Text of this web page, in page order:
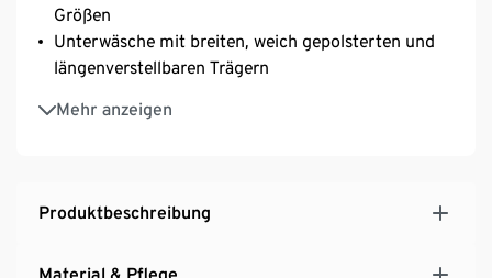
Größen
Unterwäsche mit breiten, weich gepolsterten und
längenverstellbaren Trägern
Mehr anzeigen
Mit hochwertigem Markenelasthan für
Langlebigkeit und hohe Waschbeständigkeit
Bis E-Cup
Mit Wäscheschleife und dekorativem
Produktbeschreibung